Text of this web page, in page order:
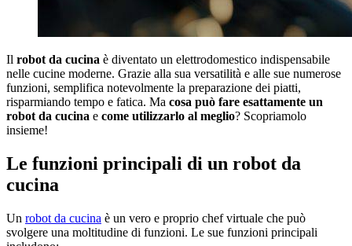
Il robot da cucina è diventato un elettrodomestico indispensabile
nelle cucine moderne. Grazie alla sua versatilità e alle sue numerose
funzioni, semplifica notevolmente la preparazione dei piatti,
risparmiando tempo e fatica. Ma cosa può fare esattamente un
robot da cucina e come utilizzarlo al meglio? Scopriamolo
insieme!
Le funzioni principali di un robot da
cucina
Un robot da cucina è un vero e proprio chef virtuale che può
svolgere una moltitudine di funzioni. Le sue funzioni principali